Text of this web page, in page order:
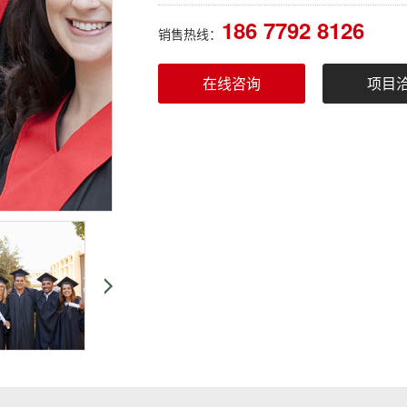
销售热线： 186 7792 8126
在线咨询 项目